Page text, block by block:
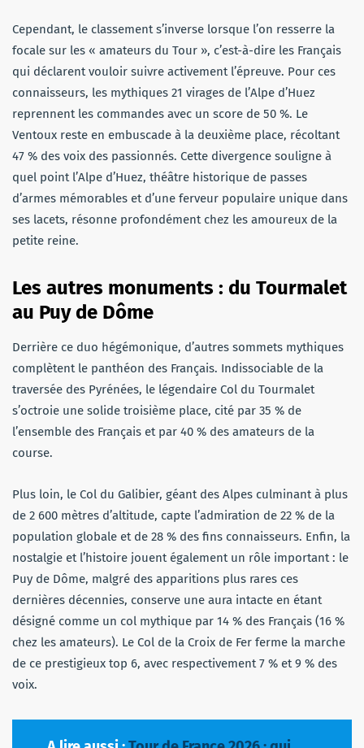
Cependant, le classement s’inverse lorsque l’on resserre la
focale sur les « amateurs du Tour », c’est-à-dire les Français
qui déclarent vouloir suivre activement l’épreuve. Pour ces
connaisseurs, les mythiques 21 virages de l’Alpe d’Huez
reprennent les commandes avec un score de 50 %. Le
Ventoux reste en embuscade à la deuxième place, récoltant
47 % des voix des passionnés. Cette divergence souligne à
quel point l’Alpe d’Huez, théâtre historique de passes
d’armes mémorables et d’une ferveur populaire unique dans
ses lacets, résonne profondément chez les amoureux de la
petite reine.
Les autres monuments : du Tourmalet
au Puy de Dôme
Derrière ce duo hégémonique, d’autres sommets mythiques
complètent le panthéon des Français. Indissociable de la
traversée des Pyrénées, le légendaire Col du Tourmalet
s’octroie une solide troisième place, cité par 35 % de
l’ensemble des Français et par 40 % des amateurs de la
course.
Plus loin, le Col du Galibier, géant des Alpes culminant à plus
de 2 600 mètres d’altitude, capte l’admiration de 22 % de la
population globale et de 28 % des fins connaisseurs. Enfin, la
nostalgie et l’histoire jouent également un rôle important : le
Puy de Dôme, malgré des apparitions plus rares ces
dernières décennies, conserve une aura intacte en étant
désigné comme un col mythique par 14 % des Français (16 %
chez les amateurs). Le Col de la Croix de Fer ferme la marche
de ce prestigieux top 6, avec respectivement 7 % et 9 % des
voix.